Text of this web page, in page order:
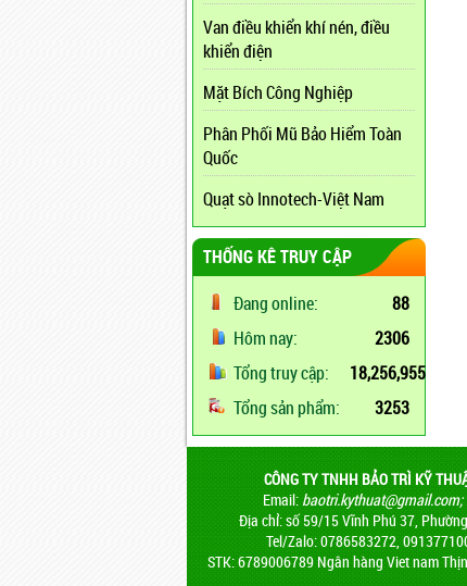
Van điều khiển khí nén, điều
khiển điện
Mặt Bích Công Nghiệp
Phân Phối Mũ Bảo Hiểm Toàn
Quốc
Quạt sò Innotech-Việt Nam
THỐNG KÊ TRUY CẬP
Đang online:
88
Hôm nay:
2306
Tổng truy cập:
18,256,955
Tổng sản phẩm:
3253
CÔNG TY TNHH BẢO TRÌ KỸ
Email: baotri.kythuat@gmail.com;
Địa chỉ: số 59/15 Vĩnh Phú 37,
Tel/Zalo: 0786583272,
STK: 6789006789 Ngân hàng Viet nam